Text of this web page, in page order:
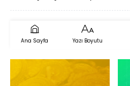
Ana Sayfa Yazı Boyutu